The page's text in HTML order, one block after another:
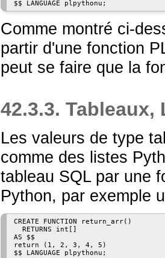
Comme montré ci-
partir d'une fonction
peut se faire que la
42.3.3. Tableaux,
Les valeurs de type
comme des listes
tableau SQL par une
Python, par exemple
CREATE FUNCTION return_arr()
  RETURNS int[]
AS $$
return (1, 2, 3, 4, 5)
$$ LANGUAGE plpythonu;